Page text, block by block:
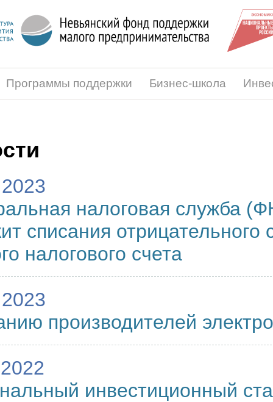
Программы поддержки Бизнес-школа
налоговая служба
списания отрицательного
налогового счета
производителей
инвестиционный